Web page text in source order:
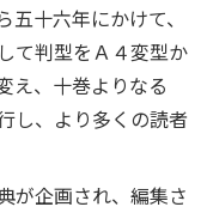
十六年にかけて、
て判型をＡ４変型か
え、十巻よりなる
し、より多くの読者
が企画され、編集さ